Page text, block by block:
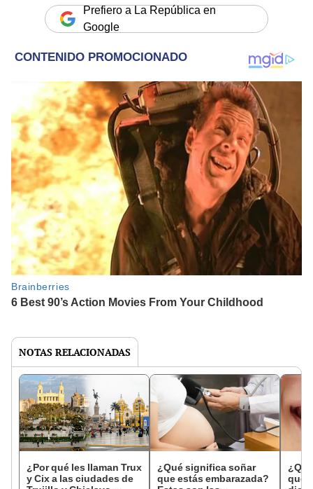
Prefiero a La República en
Google
NOTAS RELACIONADAS
¿Por qué les llaman Trux
y Cix a las ciudades de
¿Qué significa soñar
que estás embarazada?
que